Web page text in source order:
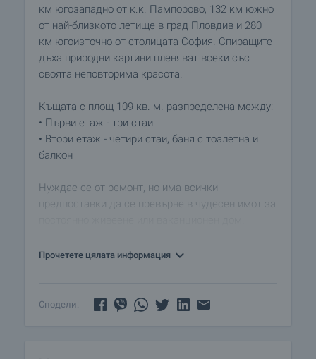
км югозападно от к.к. Пампорово, 132 км южно
от най-близкото летище в град Пловдив и 280
км югоизточно от столицата София. Спиращите
дъха природни картини пленяват всеки със
своята неповторима красота.
Къщата с площ 109 кв. м. разпределена между:
• Първи етаж - три стаи
• Втори етаж - четири стаи, баня с тоалетна и
балкон
Нуждае се от ремонт, но има всички
предпоставки да се превърне в чудесен имот за
Към нея има двор с площ 520 кв. м.
улици и покритие на мобилните оператори.
Прочетете цялата информация
Сподели: